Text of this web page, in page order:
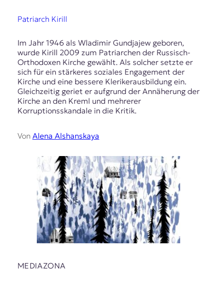
Patriarch Kirill
Im Jahr 1946 als Wladimir Gundjajew geboren,
wurde Kirill 2009 zum Patriarchen der Russisch-
Orthodoxen Kirche gewählt. Als solcher setzte er
sich für ein stärkeres soziales Engagement der
Kirche und eine bessere Klerikerausbildung ein.
Gleichzeitig geriet er aufgrund der Annäherung der
Kirche an den Kreml und mehrerer
Korruptionsskandale in die Kritik.
Von Alena Alshanskaya
MEDIAZONA